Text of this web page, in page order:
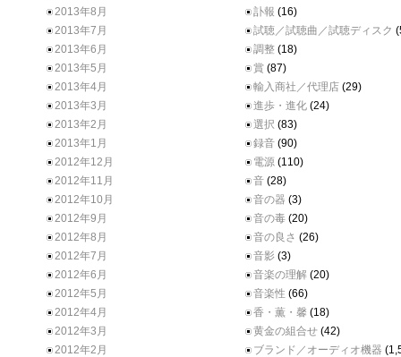
2013年8月
2013年7月
2013年6月
2013年5月
2013年4月
2013年3月
2013年2月
2013年1月
2012年12月
2012年11月
2012年10月
2012年9月
2012年8月
2012年7月
2012年6月
2012年5月
2012年4月
2012年3月
2012年2月
訃報 (16)
試聴／試聴曲／試聴ディスク
調整 (18)
賞 (87)
輸入商社／代理店 (29)
進歩・進化 (24)
選択 (83)
録音 (90)
電源 (110)
音 (28)
音の器 (3)
音の毒 (20)
音の良さ (26)
音影 (3)
音楽の理解 (20)
音楽性 (66)
香・薫・馨 (18)
黄金の組合せ (42)
ブランド／オーディオ機器